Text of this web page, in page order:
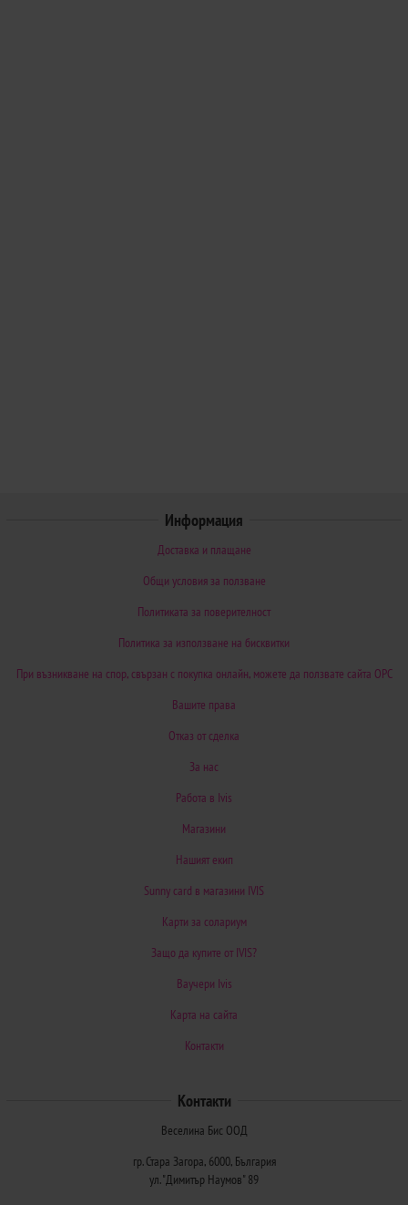
Информация
Доставка и плащане
Общи условия за ползване
Политиката за поверителност
Политика за използване на бисквитки
При възникване на спор, свързан с покупка онлайн, можете да ползвате сайта ОРС
Вашите права
Отказ от сделка
За нас
Работа в Ivis
Магазини
Нашият екип
Sunny card в магазини IVIS
Карти за солариум
Защо да купите от IVIS?
Ваучери Ivis
Карта на сайта
Контакти
Контакти
Веселина Бис ООД
гр. Стара Загора, 6000, България
ул. "Димитър Наумов" 89